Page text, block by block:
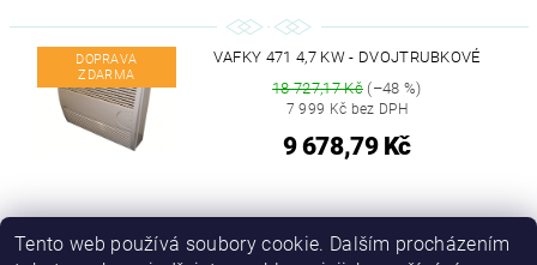
DOPRAVA
ZDARMA
VAFKY 471 4,7 KW - DVOJTRUBKOVÉ
18 727,17 Kč(–48 %)
7 999 Kč bez DPH
9 678,79 Kč
Tento web používá soubory cookie. Dalším procházením